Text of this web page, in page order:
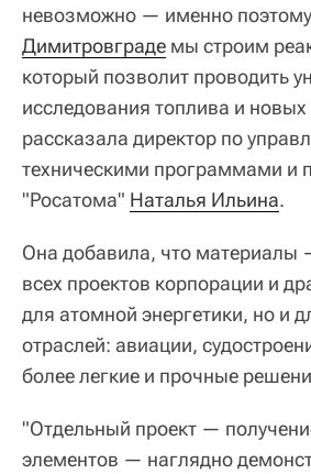
невозможно — именно
Димитровграде мы строим
который позволит проводить
исследования топлива и
рассказала директор по
техническими программами и
"Росатома" Наталья Ильина.
Она добавила, что материалы
всех проектов корпорации и
для атомной энергетики, но и
отраслей: авиации,
более легкие и прочные
"Отдельный проект —
элементов — наглядно